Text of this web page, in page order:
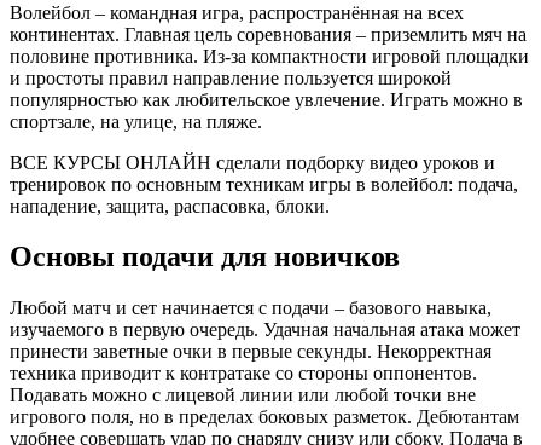
Волейбол – командная игра, распространённая на всех
континентах. Главная цель соревнования – приземлить мяч на
половине противника. Из-за компактности игровой площадки
и простоты правил направление пользуется широкой
популярностью как любительское увлечение. Играть можно в
спортзале, на улице, на пляже.
ВСЕ КУРСЫ ОНЛАЙН сделали подборку видео уроков и
тренировок по основным техникам игры в волейбол: подача,
нападение, защита, распасовка, блоки.
Основы подачи для новичков
Любой матч и сет начинается с подачи – базового навыка,
изучаемого в первую очередь. Удачная начальная атака может
принести заветные очки в первые секунды. Некорректная
техника приводит к контратаке со стороны оппонентов.
Подавать можно с лицевой линии или любой точки вне
игрового поля, но в пределах боковых разметок. Дебютантам
удобнее совершать удар по снаряду снизу или сбоку. Подача в